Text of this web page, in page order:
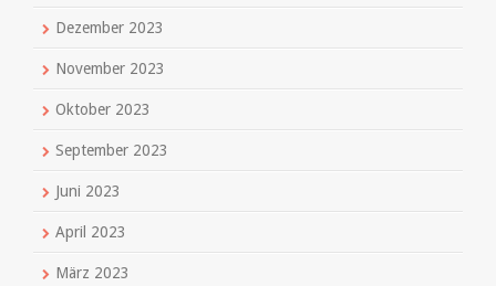
Dezember 2023
November 2023
Oktober 2023
September 2023
Juni 2023
April 2023
März 2023